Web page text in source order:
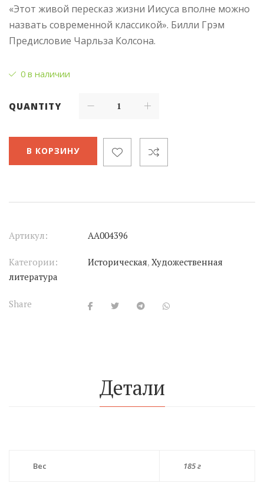
«Этот живой пересказ жизни Иисуса вполне можно
назвать современной классикой». Билли Грэм
Предисловие Чарльза Колсона.
0 в наличии
QUANTITY
В КОРЗИНУ
Артикул: АА004396
Категории: Историческая, Художественная
литература
Share
Детали
Вес 185 г